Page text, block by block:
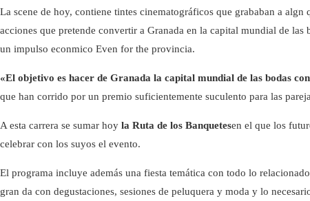
La scene de hoy, contiene tintes cinematográficos que grababan a
acciones que pretende convertir a Granada en la capital mundial de las
un impulso econmico Even for the provincia.
«El objetivo es hacer de Granada la capital mundial de las bodas
que han corrido por un premio suficientemente suculento para las
A esta carrera se sumar hoy la Ruta de los Banquetesen el que los
celebrar con los suyos el evento.
El programa incluye además una fiesta temática con todo lo
gran da con degustaciones, sesiones de peluquera y moda y lo